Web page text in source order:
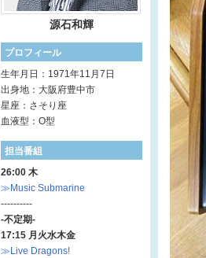
源石和輝
プロフィール
生年月日：1971年11月7日
出身地：大阪府豊中市
星座：さそり座
血液型：O型
担当番組
26:00 木
≫Music Submarine
----------
-不定期-
17:15 月火水木金
≫Live Dragons!